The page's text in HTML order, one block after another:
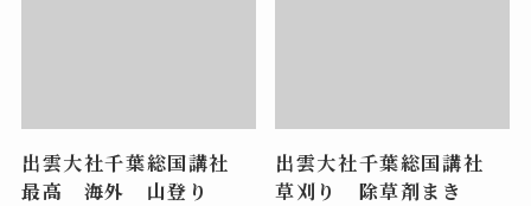
出雲大社千葉総国講社
最高 海外 山登り
出雲大社千葉総国講社
草刈り 除草剤まき